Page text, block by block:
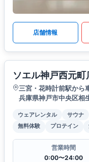
店舗情報
ソエル神戸西元町
三宮・花時計前駅から
兵庫県神戸市中央区相
ウェアレンタル サウナ
無料体験
プロテイン
営業時間
0:00〜24:00